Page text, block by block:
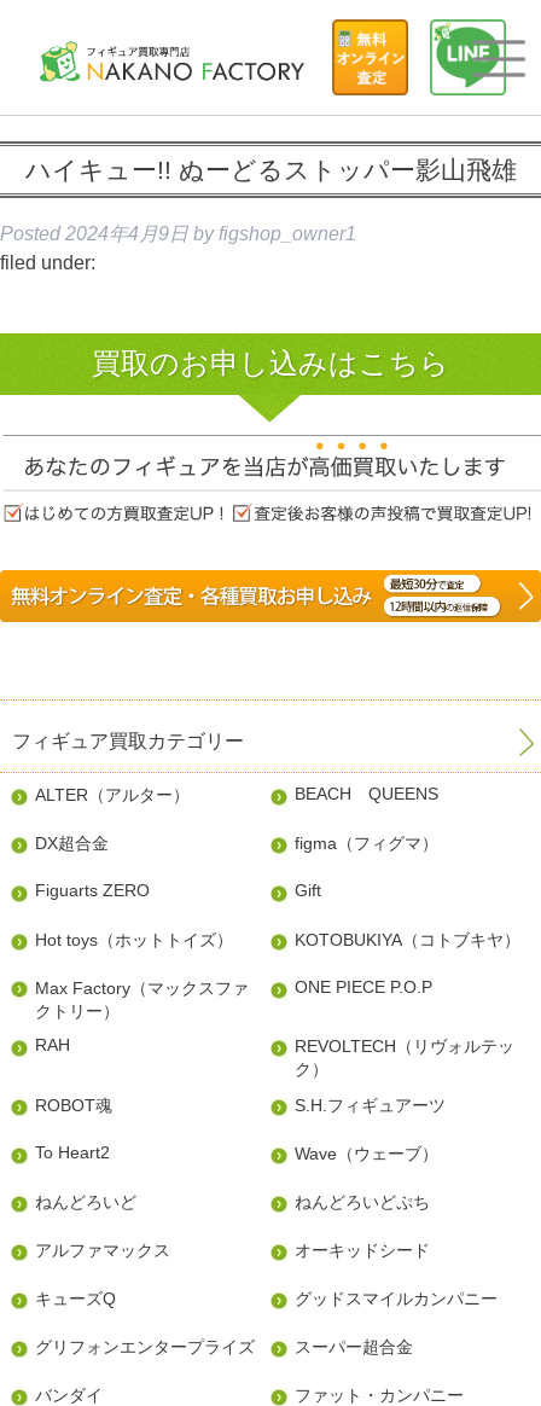
ハイキュー!! ぬーどるストッパー影山飛雄
Posted 2024年4月9日 by figshop_owner1
filed under:
買取のお申し込みはこちら
フィギュア買取カテゴリー
ALTER（アルター） BEACH QUEENS
DX超合金 figma（フィグマ）
Figuarts ZERO Gift
Hot toys（ホットトイズ） KOTOBUKIYA（コトブキヤ）
Max Factory（マックスファ
クトリー）
ONE PIECE P.O.P
RAH
REVOLTECH（リヴォルテッ
ク）
ROBOT魂
S.H.フィギュアーツ
To Heart2 Wave（ウェーブ）
ねんどろいど ねんどろいどぷち
アルファマックス オーキッドシード
キューズQ グッドスマイルカンパニー
グリフォンエンタープライズ スーパー超合金
バンダイ ファット・カンパニー